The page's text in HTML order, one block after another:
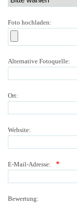
Foto hochladen:
Alternative Fotoquelle:
Ort:
Website:
E-Mail-Adresse: *
Bewertung: